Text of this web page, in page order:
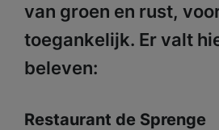
van groen en rust,
toegankelijk. Er valt
beleven:
Restaurant de Sprenge